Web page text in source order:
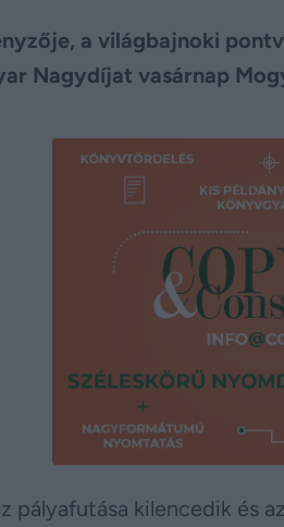
a világbajnoki
Nagydíjat vasárnap
pályafutása kilencedik és